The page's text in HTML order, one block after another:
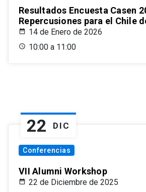
Resultados Encuesta Casen
Repercusiones para el Chile
14 de Enero de 2026
10:00 a 11:00
22 DIC
Conferencias
VII Alumni Workshop
22 de Diciembre de 2025